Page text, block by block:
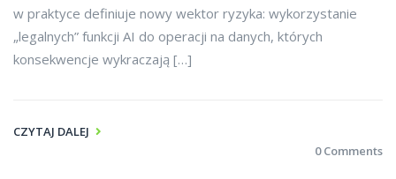
w praktyce definiuje nowy wektor ryzyka: wykorzystanie
„legalnych” funkcji AI do operacji na danych, których
konsekwencje wykraczają […]
CZYTAJ DALEJ
0 Comments